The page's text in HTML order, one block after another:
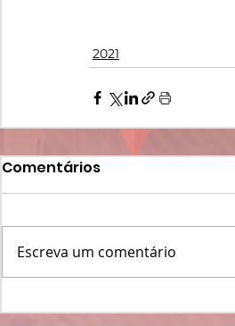
2021
Comentários
Escreva um comentário